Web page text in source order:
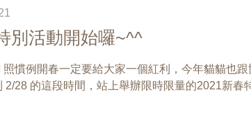
別活動開始囉~^^
照慣例開春一定要給大家一個紅利，今年貓貓也
2/28 的這段時間，站上舉辦限時限量的2021新春